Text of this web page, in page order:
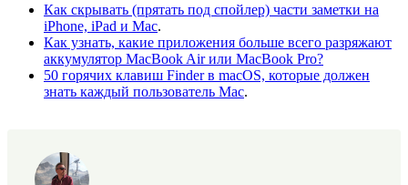
Как скрывать (прятать под спойлер) части заметки на
iPhone, iPad и Mac.
Как узнать, какие приложения больше всего разряжают
аккумулятор MacBook Air или MacBook Pro?
50 горячих клавиш Finder в macOS, которые должен
знать каждый пользователь Mac.